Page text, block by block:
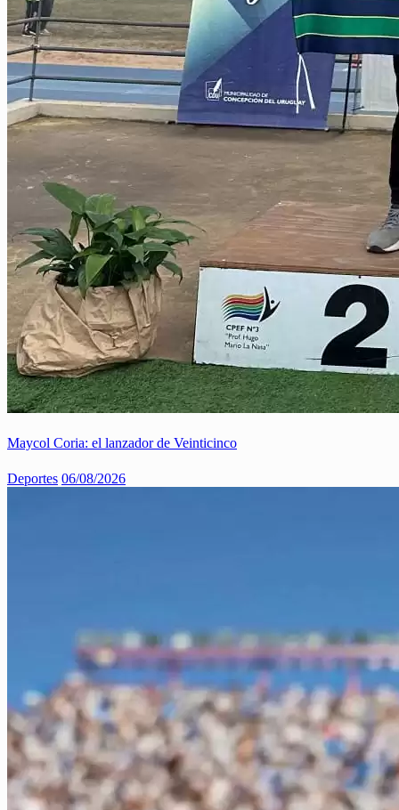
Maycol Coria: el lanzador de Veinticinco
Deportes 06/08/2026